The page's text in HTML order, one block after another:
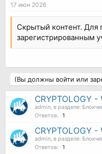
17 июн 2026
Скрытый контент.
зарегистрированным
(Вы должны войти или
CRYPTOLOGY
admin , в разделе:
Ответов:
1
CRYPTOLOGY
admin , в разделе:
Ответов:
1